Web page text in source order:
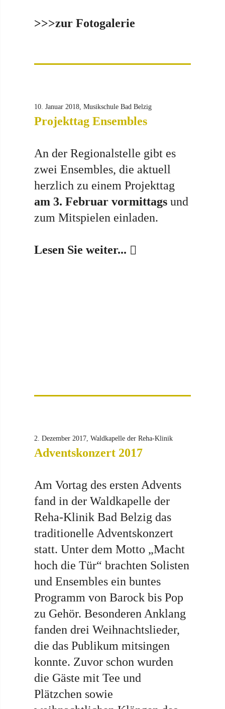
>>>zur Fotogalerie
10. Januar 2018, Musikschule Bad Belzig
Projekttag Ensembles
An der Regionalstelle gibt es
zwei Ensembles, die aktuell
herzlich zu einem Projekttag
am 3. Februar vormittags und
zum Mitspielen einladen.
Lesen Sie weiter...
2. Dezember 2017, Waldkapelle der Reha-Klinik
Adventskonzert 2017
Am Vortag des ersten Advents
fand in der Waldkapelle der
Reha-Klinik Bad Belzig das
traditionelle Adventskonzert
statt. Unter dem Motto „Macht
hoch die Tür“ brachten Solisten
und Ensembles ein buntes
Programm von Barock bis Pop
zu Gehör. Besonderen Anklang
fanden drei Weihnachtslieder,
die das Publikum mitsingen
konnte. Zuvor schon wurden
die Gäste mit Tee und
Plätzchen sowie